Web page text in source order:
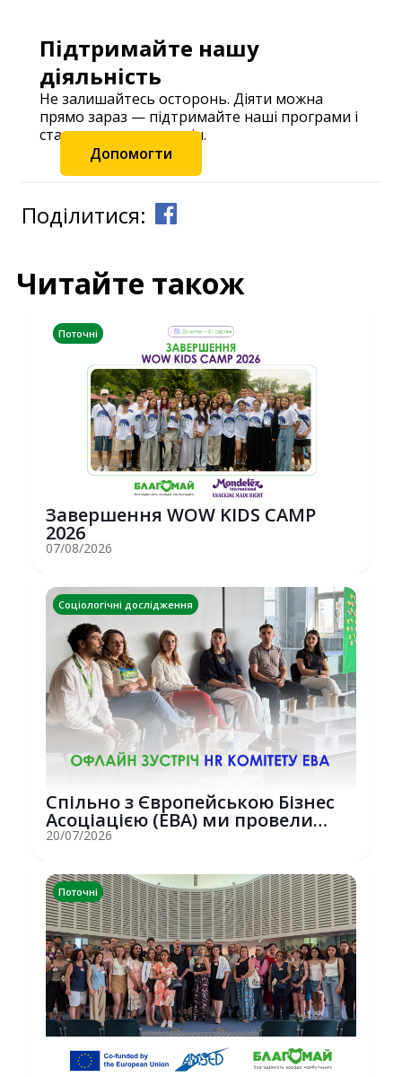
Підтримайте нашу
діяльність
Не залишайтесь осторонь. Діяти можна
прямо зараз — підтримайте наші програми і
станьте частиною змін.
Допомогти
Поділитися:
Читайте також
Поточні
Завершення WOW KIDS CAMP
2026
07/08/2026
Соціологічні дослідження
Спільно з Європейською Бізнес
Асоціацією (EBA) ми провели
потужну о...
20/07/2026
Поточні